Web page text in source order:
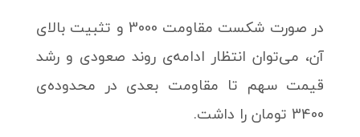
در صورت شکست مقاومت 3000 و تثبیت بالای
آن، می‌توان انتظار ادامه‌ی روند صعودی و رشد
قیمت سهم تا مقاومت بعدی در محدوده‌ی
3400 تومان را داشت.